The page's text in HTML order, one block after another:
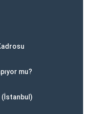
mu?
(İstanbul)